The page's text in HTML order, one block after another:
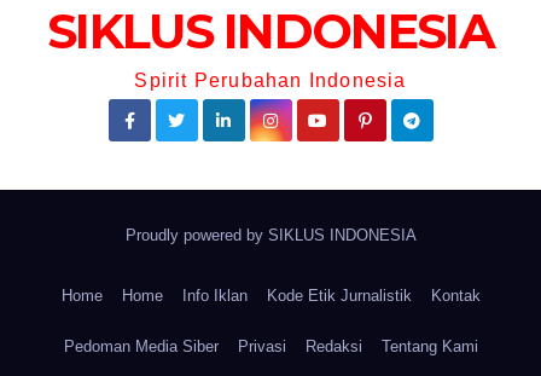
SIKLUS INDONESIA
Spirit Perubahan Indonesia
Proudly powered by SIKLUS INDONESIA
Home Home Info Iklan Kode Etik Jurnalistik Kontak
Pedoman Media Siber Privasi Redaksi Tentang Kami